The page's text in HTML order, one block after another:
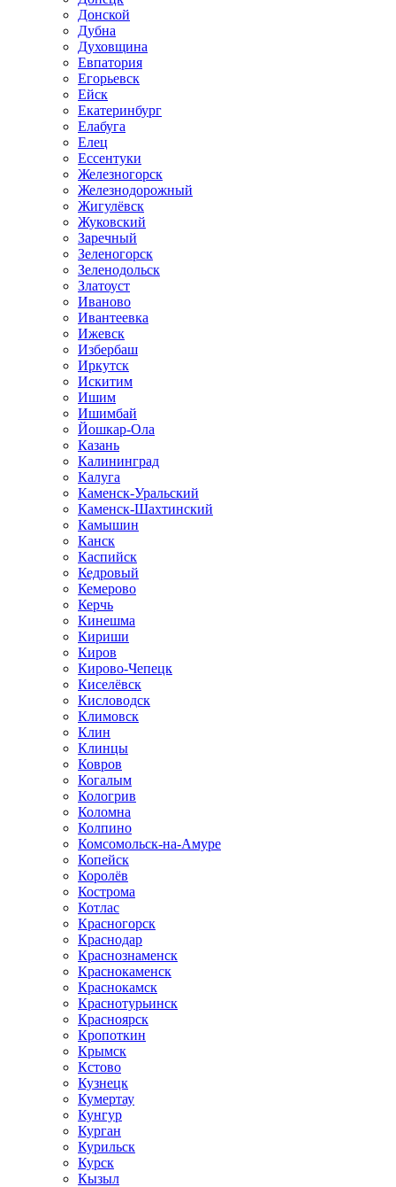
Донской
Дубна
Духовщина
Евпатория
Егорьевск
Ейск
Екатеринбург
Елабуга
Елец
Ессентуки
Железногорск
Железнодорожный
Жигулёвск
Жуковский
Заречный
Зеленогорск
Зеленодольск
Златоуст
Иваново
Ивантеевка
Ижевск
Избербаш
Иркутск
Искитим
Ишим
Ишимбай
Йошкар-Ола
Казань
Калининград
Калуга
Каменск-Уральский
Каменск-Шахтинский
Камышин
Канск
Каспийск
Кедровый
Кемерово
Керчь
Кинешма
Кириши
Киров
Кирово-Чепецк
Киселёвск
Кисловодск
Климовск
Клин
Клинцы
Ковров
Когалым
Кологрив
Коломна
Колпино
Комсомольск-на-Амуре
Копейск
Королёв
Кострома
Котлас
Красногорск
Краснодар
Краснознаменск
Краснокаменск
Краснокамск
Краснотурьинск
Красноярск
Кропоткин
Крымск
Кстово
Кузнецк
Кумертау
Кунгур
Курган
Курильск
Курск
Кызыл